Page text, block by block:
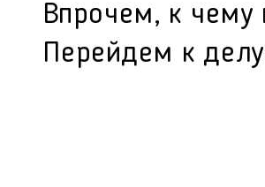
Впрочем, к чему
Перейдем к